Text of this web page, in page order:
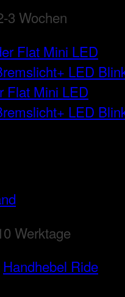
3 Wochen
Flat Mini LED
LED
Werktage
Handhebel Ride